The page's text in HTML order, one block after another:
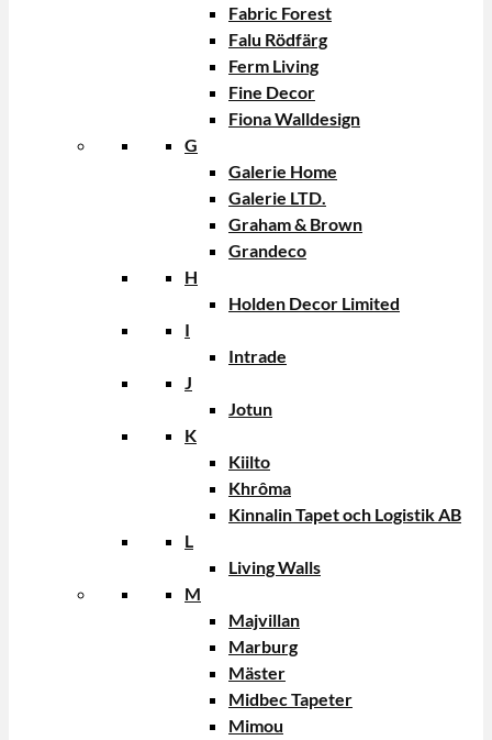
Fabric Forest
Falu Rödfärg
Ferm Living
Fine Decor
Fiona Walldesign
G
Galerie Home
Galerie LTD.
Graham & Brown
Grandeco
H
Holden Decor Limited
I
Intrade
J
Jotun
K
Kiilto
Khrôma
Kinnalin Tapet och Logistik AB
L
Living Walls
M
Majvillan
Marburg
Mäster
Midbec Tapeter
Mimou